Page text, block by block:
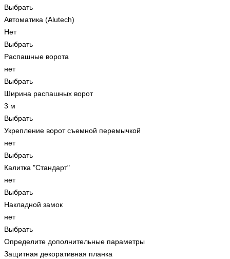
Выбрать
Автоматика (Alutech)
Нет
Выбрать
Распашные ворота
нет
Выбрать
Ширина распашных ворот
3 м
Выбрать
Укрепление ворот съемной перемычкой
нет
Выбрать
Калитка "Стандарт"
нет
Выбрать
Накладной замок
нет
Выбрать
Определите дополнительные параметры
Защитная декоративная планка